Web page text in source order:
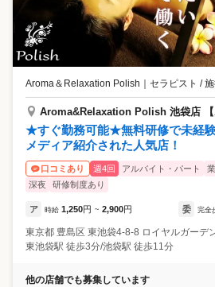
Aroma＆Relaxation Polish セラピスト /
Aroma&Relaxation Polish 池袋店 【
★すぐ勤務可能★無料研修で未経
メディア紹介された人気店！
口コミあり 週4回 アルバイト・パート
深夜
研修制度あり
ア 時給 1,250円 ~ 2,900円 委 完全
東京都 豊島区 東池袋4-8-8 ロイヤルガーデ
東池袋駅 徒歩3分/池袋駅 徒歩11分
他の店舗でも募集しています